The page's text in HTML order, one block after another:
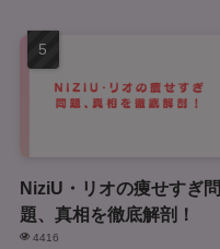
NiziU・リオの痩せすぎ問
題、真相を徹底解剖！
4416